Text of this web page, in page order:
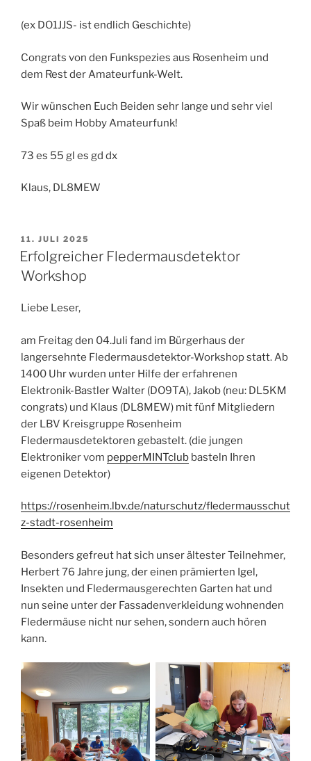
(ex DO1JJS- ist endlich Geschichte)
Congrats von den Funkspezies aus Rosenheim und
dem Rest der Amateurfunk-Welt.
Wir wünschen Euch Beiden sehr lange und sehr viel
Spaß beim Hobby Amateurfunk!
73 es 55 gl es gd dx
Klaus, DL8MEW
VERÖFFENTLICHT
AM
11. JULI 2025
Erfolgreicher Fledermausdetektor
Workshop
Liebe Leser,
am Freitag den 04.Juli fand im Bürgerhaus der
langersehnte Fledermausdetektor-Workshop statt. Ab
1400 Uhr wurden unter Hilfe der erfahrenen
Elektronik-Bastler Walter (DO9TA), Jakob (neu: DL5KM
congrats) und Klaus (DL8MEW) mit fünf Mitgliedern
der LBV Kreisgruppe Rosenheim
Fledermausdetektoren gebastelt. (die jungen
Elektroniker vom pepperMINTclub basteln Ihren
eigenen Detektor)
https://rosenheim.lbv.de/naturschutz/fledermausschut
z-stadt-rosenheim
Besonders gefreut hat sich unser ältester Teilnehmer,
Herbert 76 Jahre jung, der einen prämierten Igel,
Insekten und Fledermausgerechten Garten hat und
nun seine unter der Fassadenverkleidung wohnenden
Fledermäuse nicht nur sehen, sondern auch hören
kann.